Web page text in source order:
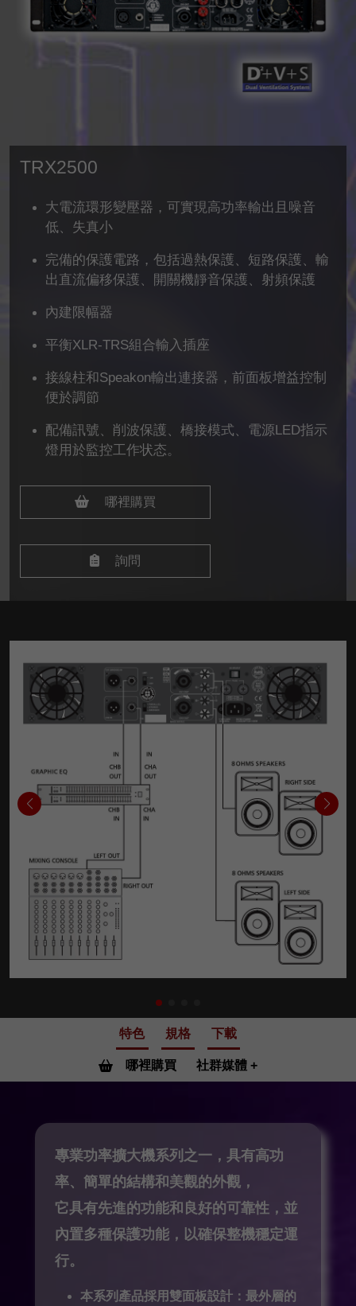
TRX2500
大電流環形變壓器，可實現高功率輸出且噪音
低、失真小
完備的保護電路，包括過熱保護、短路保護、輸
出直流偏移保護、開關機靜音保護、射頻保護
內建限幅器
平衡XLR-TRS組合輸入插座
接線柱和Speakon輸出連接器，前面板增益控制
便於調節
配備訊號、削波保護、橋接模式、電源LED指示
燈用於監控工作状态。
哪裡購買
詢問
特色 規格 下載
哪裡購買 社群媒體
專業功率擴大機系列之一，具有高功
率、簡單的結構和美觀的外觀，
它具有先進的功能和良好的可靠性，並
內置多種保護功能，以確保整機穩定運
行。
本系列產品採用雙面板設計：最外層的